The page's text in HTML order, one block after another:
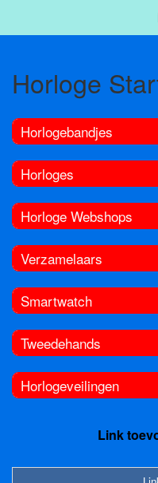
Horloge
Horlogebandjes
Horloges
Horloge Webshops
Verzamelaars
Smartwatch
Tweedehands
Horlogeveilingen
Link